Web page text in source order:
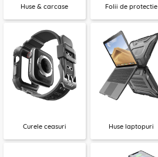
Huse & carcase Folii de protectie
Curele ceasuri Huse laptopuri